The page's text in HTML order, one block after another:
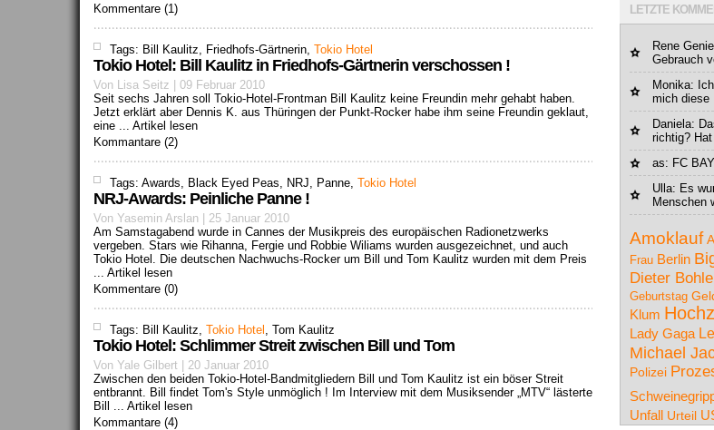
Kommentare (1)
Tags: Bill Kaulitz, Friedhofs-Gärtnerin, Tokio Hotel
Tokio Hotel: Bill Kaulitz in Friedhofs-Gärtnerin verschossen !
Von Lisa Seitz | 09 Februar 2010
Seit sechs Jahren soll Tokio-Hotel-Frontman Bill Kaulitz keine Freundin mehr gehabt haben.
Jetzt erklärt aber Dennis K. aus Thüringen der Punkt-Rocker habe ihm seine Freundin geklaut,
eine ... Artikel lesen
Kommantare (2)
Tags: Awards, Black Eyed Peas, NRJ, Panne, Tokio Hotel
NRJ-Awards: Peinliche Panne !
Von Yasemin Arslan | 25 Januar 2010
Am Samstagabend wurde in Cannes der Musikpreis des europäischen Radionetzwerks
vergeben. Stars wie Rihanna, Fergie und Robbie Wiliams wurden ausgezeichnet, und auch
Tokio Hotel. Die deutschen Nachwuchs-Rocker um Bill und Tom Kaulitz wurden mit dem Preis
... Artikel lesen
Kommentare (0)
Tags: Bill Kaulitz, Tokio Hotel , Tom Kaulitz
Tokio Hotel: Schlimmer Streit zwischen Bill und Tom
Von Yale Gilbert | 20 Januar 2010
Zwischen den beiden Tokio-Hotel-Bandmitgliedern Bill und Tom Kaulitz ist ein böser Streit
entbrannt. Bill findet Tom's Style unmöglich ! Im Interview mit dem Musiksender „MTV“ lästerte
Bill ... Artikel lesen
Kommantare (4)
LETZTE
Rene
Gebrauch
Monika:
mich
Daniela:
richtig?
as: FC
Ulla: Es
Menschen
Amoklauf
Frau Berlin
Dieter
Geburtstag
Klum
Lady Gaga
Michael
Polizei
Unfall Urteil